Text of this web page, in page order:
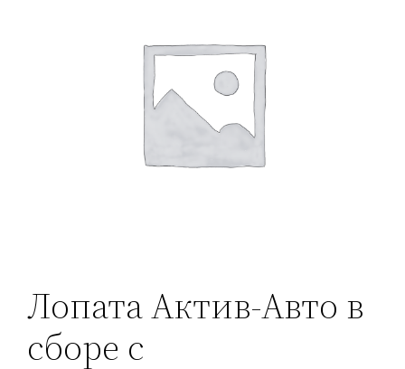
Лопата Актив-Авто в
сборе с